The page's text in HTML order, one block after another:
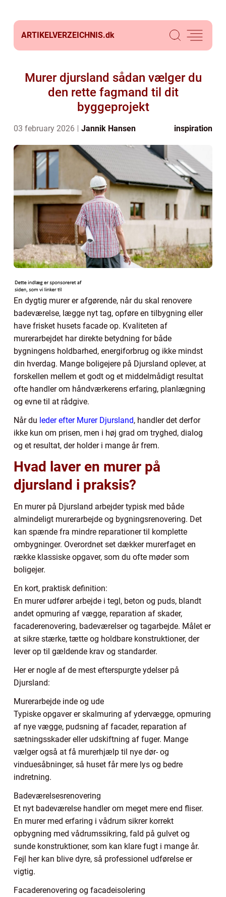
ARTIKELVERZEICHNIS.dk
Murer djursland sådan vælger du
den rette fagmand til dit
byggeprojekt
03 february 2026 Jannik Hansen inspiration
En dygtig murer er afgørende, når du skal renovere
badeværelse, lægge nyt tag, opføre en tilbygning eller
have frisket husets facade op. Kvaliteten af
murerarbejdet har direkte betydning for både
bygningens holdbarhed, energiforbrug og ikke mindst
din hverdag. Mange boligejere på Djursland oplever, at
forskellen mellem et godt og et middelmådigt resultat
ofte handler om håndværkerens erfaring, planlægning
og evne til at rådgive.
Når du leder efter Murer Djursland, handler det derfor
ikke kun om prisen, men i høj grad om tryghed, dialog
og et resultat, der holder i mange år frem.
Hvad laver en murer på
djursland i praksis?
En murer på Djursland arbejder typisk med både
almindeligt murerarbejde og bygningsrenovering. Det
kan spænde fra mindre reparationer til komplette
ombygninger. Overordnet set dækker murerfaget en
række klassiske opgaver, som du ofte møder som
boligejer.
En kort, praktisk definition:
En murer udfører arbejde i tegl, beton og puds, blandt
andet opmuring af vægge, reparation af skader,
facaderenovering, badeværelser og tagarbejde. Målet er
at sikre stærke, tætte og holdbare konstruktioner, der
lever op til gældende krav og standarder.
Her er nogle af de mest efterspurgte ydelser på
Djursland:
Murerarbejde inde og ude
Typiske opgaver er skalmuring af ydervægge, opmuring
af nye vægge, pudsning af facader, reparation af
sætningsskader eller udskiftning af fuger. Mange
vælger også at få murerhjælp til nye dør- og
vinduesåbninger, så huset får mere lys og bedre
indretning.
Badeværelsesrenovering
Et nyt badeværelse handler om meget mere end fliser.
En murer med erfaring i vådrum sikrer korrekt
opbygning med vådrumssikring, fald på gulvet og
sunde konstruktioner, som kan klare fugt i mange år.
Fejl her kan blive dyre, så professionel udførelse er
vigtig.
Facaderenovering og facadeisolering